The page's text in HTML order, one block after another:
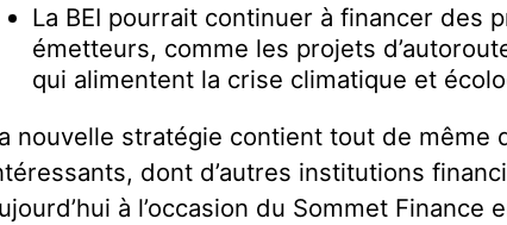
La BEI pourrait continuer à financer des
émetteurs, comme les projets
qui alimentent la crise climatique et
nouvelle stratégie contient tout de même
dont d’autres institutions
à l’occasion du Sommet Finance